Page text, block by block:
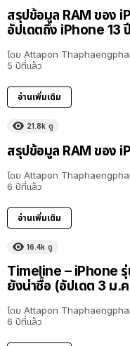
สรุปข้อมูล RAM ของ
อัปเดตถึง iPhone 13
โดย Attapon
5 ปีที่แล้ว
อ่านเพิ่มเติม
21.8k ดู
สรุปข้อมูล RAM ของ
โดย Attapon
6 ปีที่แล้ว
อ่านเพิ่มเติม
16.4k ดู
Timeline – iPhone
ยังน่าซื้อ (อัปเดต 3 ม.
โดย Attapon
6 ปีที่แล้ว